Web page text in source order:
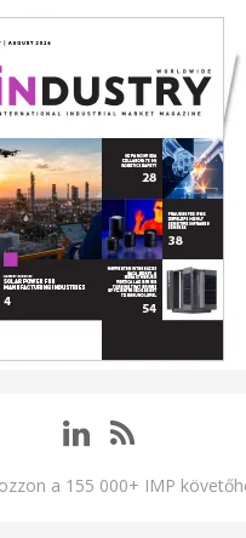
a 155 000+ IMP